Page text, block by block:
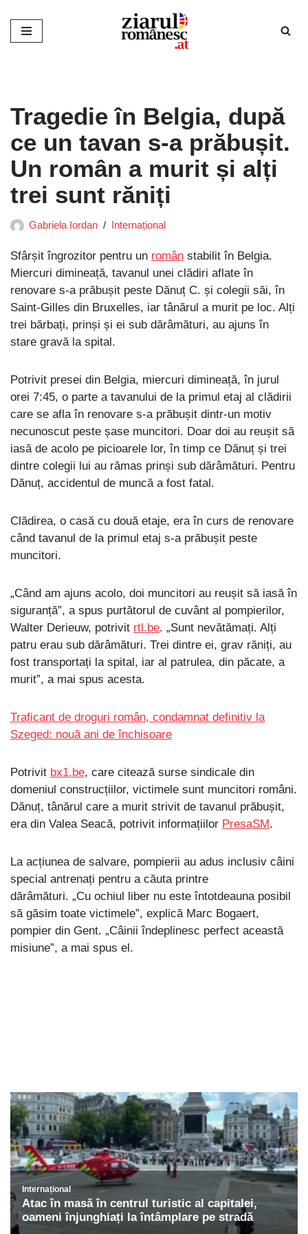
Sari
Tragedie în Belgia, după
ce un tavan s-a prăbușit.
Un român a murit și alți
trei sunt răniți
Gabriela Iordan Internațional
Sfârșit îngrozitor pentru un român stabilit în Belgia.
Miercuri dimineață, tavanul unei clădiri aflate în
renovare s-a prăbușit peste Dănuț C. și colegii săi, în
Saint-Gilles din Bruxelles, iar tânărul a murit pe loc. Alți
trei bărbați, prinși și ei sub dărâmături, au ajuns în
stare gravă la spital.
Potrivit presei din Belgia, miercuri dimineață, în jurul
orei 7:45, o parte a tavanului de la primul etaj al clădirii
care se afla în renovare s-a prăbușit dintr-un motiv
necunoscut peste șase muncitori. Doar doi au reușit să
iasă de acolo pe picioarele lor, în timp ce Dănuț și trei
dintre colegii lui au rămas prinși sub dărâmături. Pentru
Dănuț, accidentul de muncă a fost fatal.
Clădirea, o casă cu două etaje, era în curs de renovare
când tavanul de la primul etaj s-a prăbușit peste
muncitori.
„Când am ajuns acolo, doi muncitori au reușit să iasă în
siguranță”, a spus purtătorul de cuvânt al pompierilor,
Walter Derieuw, potrivit rtl.be. „Sunt nevătămați. Alți
patru erau sub dărâmături. Trei dintre ei, grav răniți, au
fost transportați la spital, iar al patrulea, din păcate, a
murit”, a mai spus acesta.
Traficant de droguri român, condamnat definitiv la
Szeged: nouă ani de închisoare
Potrivit bx1.be, care citează surse sindicale din
domeniul construcțiilor, victimele sunt muncitori români.
Dănuț, tânărul care a murit strivit de tavanul prăbușit,
era din Valea Seacă, potrivit informațiilor PresaSM.
La acțiunea de salvare, pompierii au adus inclusiv câini
special antrenați pentru a căuta printre
dărâmături. „Cu ochiul liber nu este întotdeauna posibil
să găsim toate victimele”, explică Marc Bogaert,
pompier din Gent. „Câinii îndeplinesc perfect această
misiune”, a mai spus el.